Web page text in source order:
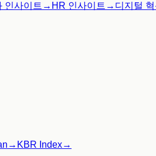
인사이트 → HR 인사이트 → 디지털 혁
→ KBR Index→